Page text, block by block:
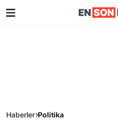
Haberler Politika